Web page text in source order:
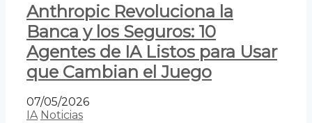
Anthropic Revoluciona la
Banca y los Seguros: 10
Agentes de IA Listos para Usar
que Cambian el Juego
07/05/2026
IA Noticias